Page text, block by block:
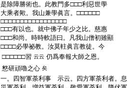
是除障勝術也。此教門多□□□利惡世學
大乘者歟。我山兼學眞言。□□□□□□
□□□□□□□□□□□□□□□□□
□□□有以也。就中佛子年少之比。慈惠
□□□和尚。時時軟語曰。凡我山僧初雖顯
□□□□必學祕教。汝莫軴眞言教徒。今
□□□□□□習 云云 仍爲奉報大師之恩。
憗研頑嚕之心 矣
一。四智軍荼利事 示云。四方軍荼利者。息